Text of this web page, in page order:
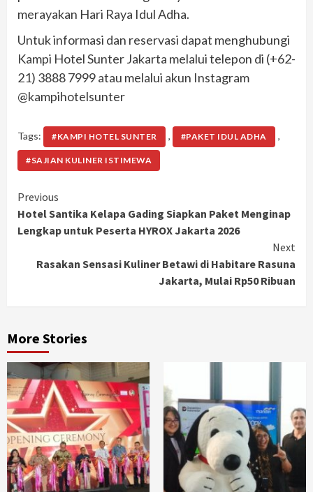
merayakan Hari Raya Idul Adha.
Untuk informasi dan reservasi dapat menghubungi
Kampi Hotel Sunter Jakarta melalui telepon di (+62-
21) 3888 7999 atau melalui akun Instagram
@kampihotelsunter
Tags: #KAMPI HOTEL SUNTER , #PAKET IDUL ADHA ,
#SAJIAN KULINER ISTIMEWA
Continue
Reading
Previous
Hotel Santika Kelapa Gading Siapkan Paket Menginap
Lengkap untuk Peserta HYROX Jakarta 2026
Next
Rasakan Sensasi Kuliner Betawi di Habitare Rasuna
Jakarta, Mulai Rp50 Ribuan
More Stories